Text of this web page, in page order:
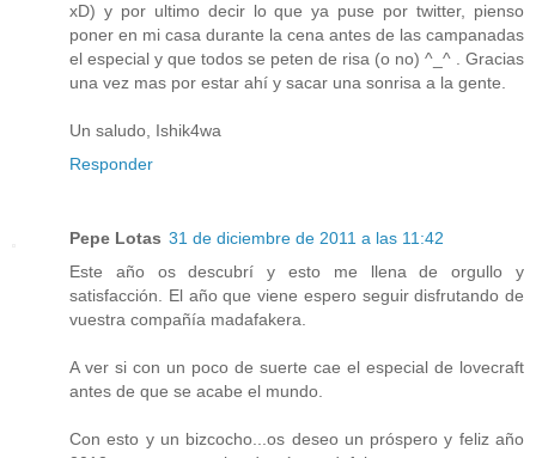
xD) y por ultimo decir lo que ya puse por twitter, pienso
poner en mi casa durante la cena antes de las campanadas
el especial y que todos se peten de risa (o no) ^_^ . Gracias
una vez mas por estar ahí y sacar una sonrisa a la gente.
Un saludo, Ishik4wa
Responder
Pepe Lotas 31 de diciembre de 2011 a las 11:42
Este año os descubrí y esto me llena de orgullo y
satisfacción. El año que viene espero seguir disfrutando de
vuestra compañía madafakera.
A ver si con un poco de suerte cae el especial de lovecraft
antes de que se acabe el mundo.
Con esto y un bizcocho...os deseo un próspero y feliz año